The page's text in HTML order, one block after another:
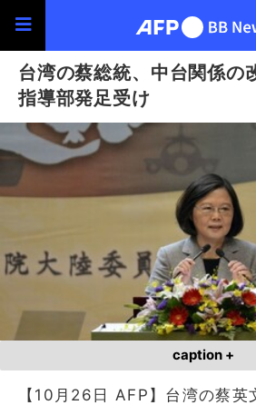
台湾の蔡総統、中台関係の
指導部発足受け
caption +
【10月26日 AFP】台湾の蔡英